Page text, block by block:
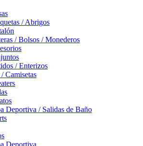
/ Abrigos
/ Bolsos / Monederos
/ Enterizos
Camisetas
Deportiva / Salidas de Baño